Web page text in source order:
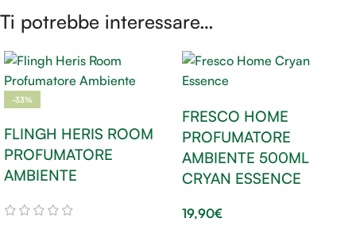
Ti potrebbe interessare…
-33%
FLINGH HERIS ROOM
PROFUMATORE
AMBIENTE
FRESCO HOME
PROFUMATORE
AMBIENTE 500ML
CRYAN ESSENCE
19,90€